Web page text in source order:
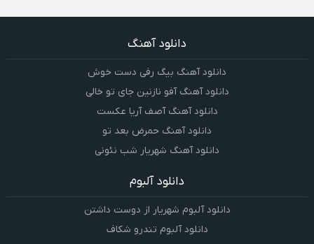
دانلود آهنگ
دانلود آهنگ بیگ رفی دست خوش
دانلود آهنگ آفو نازنین جای تو خالی
دانلود آهنگ آصف آریا عکست
دانلود آهنگ حمرض بعد تو
دانلود آهنگ شهریار شب نئونی
دانلود آلبوم
دانلود آلبوم شهریار از دوست داشتن
دانلود آلبوم تندرو شکاف